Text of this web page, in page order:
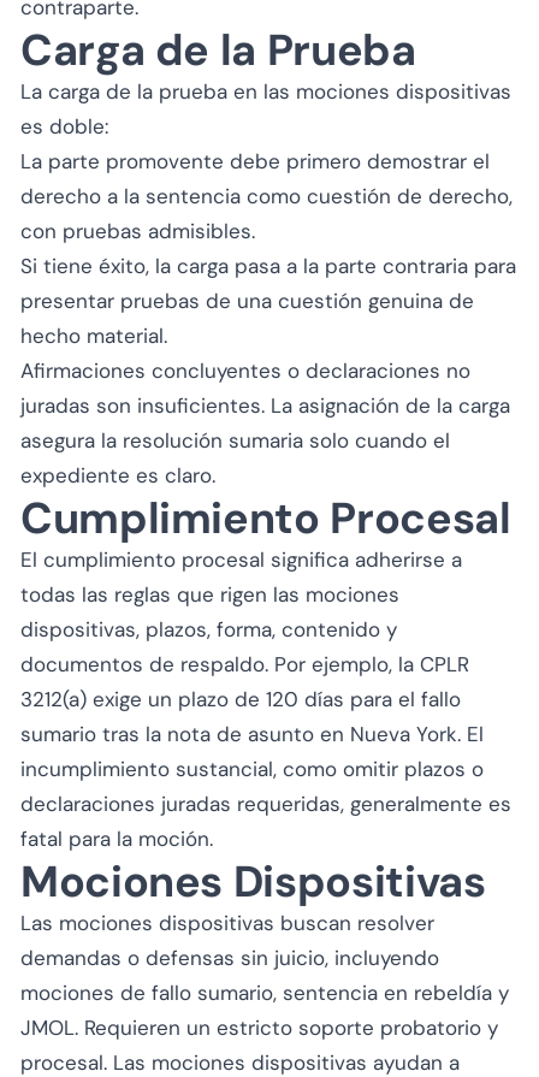
contraparte.
Carga de la Prueba
La carga de la prueba en las mociones dispositivas
es doble:
La parte promovente debe primero demostrar el
derecho a la sentencia como cuestión de derecho,
con pruebas admisibles.
Si tiene éxito, la carga pasa a la parte contraria para
presentar pruebas de una cuestión genuina de
hecho material.
Afirmaciones concluyentes o declaraciones no
juradas son insuficientes. La asignación de la carga
asegura la resolución sumaria solo cuando el
expediente es claro.
Cumplimiento Procesal
El cumplimiento procesal significa adherirse a
todas las reglas que rigen las mociones
dispositivas, plazos, forma, contenido y
documentos de respaldo. Por ejemplo, la CPLR
3212(a) exige un plazo de 120 días para el fallo
sumario tras la nota de asunto en Nueva York. El
incumplimiento sustancial, como omitir plazos o
declaraciones juradas requeridas, generalmente es
fatal para la moción.
Mociones Dispositivas
Las mociones dispositivas buscan resolver
demandas o defensas sin juicio, incluyendo
mociones de fallo sumario, sentencia en rebeldía y
JMOL. Requieren un estricto soporte probatorio y
procesal. Las mociones dispositivas ayudan a